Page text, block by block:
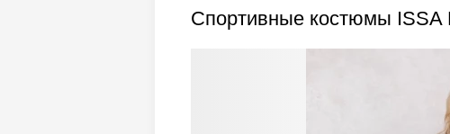
Спортивные костюмы ISSA